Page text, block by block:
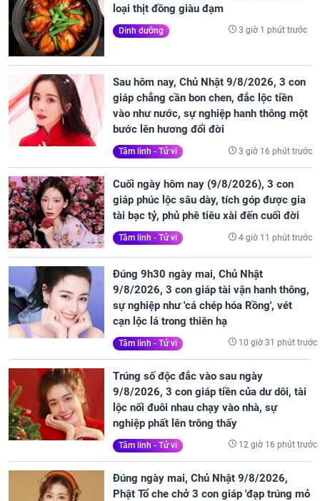
loại thịt đồng giàu đạm
Dinh dưỡng 3 giờ 1 phút trước
Sau hôm nay, Chủ Nhật 9/8/2026, 3 con
giáp chẳng cần bon chen, đắc lộc tiền
vào như nước, sự nghiệp hanh thông một
bước lên hương đổi đời
Tâm linh - Tử vi 3 giờ 16 phút trước
Cuối ngày hôm nay (9/8/2026), 3 con
giáp phúc lộc sâu dày, tích góp được gia
tài bạc tỷ, phủ phê tiêu xài đến cuối đời
Tâm linh - Tử vi 4 giờ 11 phút trước
Đúng 9h30 ngày mai, Chủ Nhật
9/8/2026, 3 con giáp tài vận hanh thông,
sự nghiệp như 'cá chép hóa Rồng', vét
cạn lộc lá trong thiên hạ
Tâm linh - Tử vi 10 giờ 31 phút trước
Trúng số độc đắc vào sau ngày
9/8/2026, 3 con giáp tiền của dư dôi, tài
lộc nối đuôi nhau chạy vào nhà, sự
nghiệp phất lên trông thấy
Tâm linh - Tử vi 12 giờ 16 phút trước
Đúng ngày mai, Chủ Nhật 9/8/2026,
Phật Tổ che chở 3 con giáp 'đạp trúng mỏ